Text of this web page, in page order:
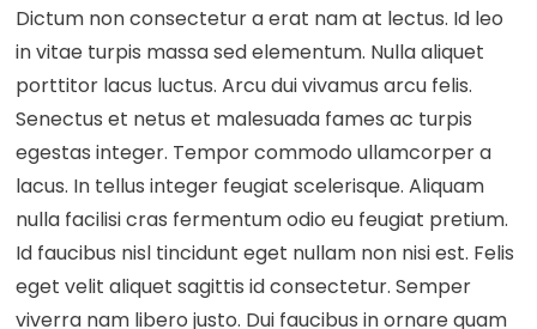
Dictum non consectetur a erat nam at lectus. Id leo
in vitae turpis massa sed elementum. Nulla aliquet
porttitor lacus luctus. Arcu dui vivamus arcu felis.
Senectus et netus et malesuada fames ac turpis
egestas integer. Tempor commodo ullamcorper a
lacus. In tellus integer feugiat scelerisque. Aliquam
nulla facilisi cras fermentum odio eu feugiat pretium.
Id faucibus nisl tincidunt eget nullam non nisi est. Felis
eget velit aliquet sagittis id consectetur. Semper
viverra nam libero justo. Dui faucibus in ornare quam